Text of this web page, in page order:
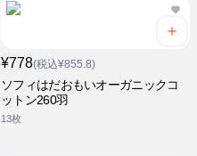
¥778(税込¥855.8)
ソフィはだおもいオーガニックコ
ットン260羽
13枚